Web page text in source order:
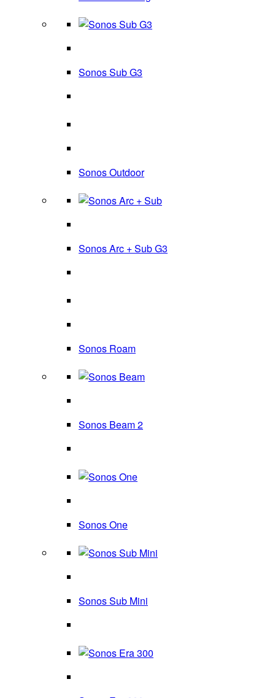
Sonos Sub G3
Sonos Outdoor
Sonos Arc + Sub G3
Sonos Roam
Sonos Beam 2
Sonos One
Sonos Sub Mini